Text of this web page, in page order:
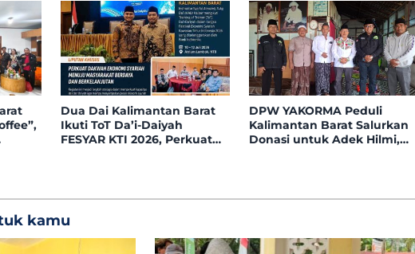
Pusat
Dua Dai Kalimantan Barat
Ikuti ToT Da’i-Daiyah
FESYAR KTI 2026, Perkuat
DPW YAKORMA Peduli
Kalimantan Barat Salurkan
Donasi untuk Adek Hilmi,
kamu